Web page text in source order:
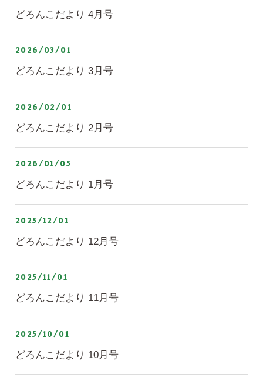
どろんこだより 4月号
2026/03/01
どろんこだより 3月号
2026/02/01
どろんこだより 2月号
2026/01/05
どろんこだより 1月号
2025/12/01
どろんこだより 12月号
2025/11/01
どろんこだより 11月号
2025/10/01
どろんこだより 10月号